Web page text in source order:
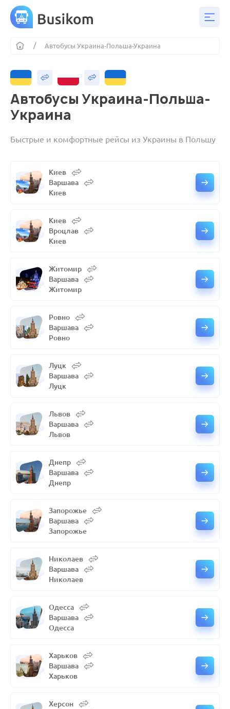
Автобусы Украина-Польша-Украина
Автобусы Украина-Польша-
Украина
Быстрые и комфортные рейсы из Украины в Польшу
Киев
Варшава
Киев
Киев
Вроцлав
Киев
Житомир
Варшава
Житомир
Ровно
Варшава
Ровно
Луцк
Варшава
Луцк
Львов
Варшава
Львов
Днепр
Варшава
Днепр
Запорожье
Варшава
Запорожье
Николаев
Варшава
Николаев
Одесса
Варшава
Одесса
Харьков
Варшава
Харьков
Херсон